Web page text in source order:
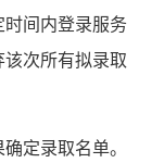
时间内登录服务
次所有拟录取
定录取名单。